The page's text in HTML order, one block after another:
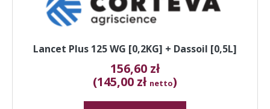
Lancet Plus 125 WG [0,2KG] + Dassoil [0,5L]
156,60 zł
(145,00 zł netto)